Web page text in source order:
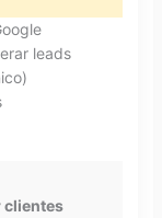
leads
clientes